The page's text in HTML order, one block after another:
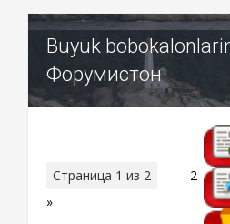
Buyuk
Форумистон
Страница 1 из 2
2
»